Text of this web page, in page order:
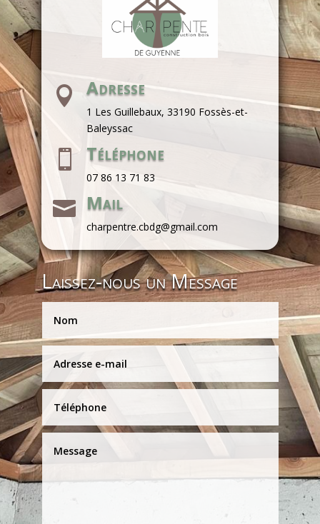
 Adresse
1 Les Guillebaux, 33190 Fossès-et-
Baleyssac
 Téléphone
07 86 13 71 83
 Mail
charpentre.cbdg@gmail.com
Laissez-nous un Message